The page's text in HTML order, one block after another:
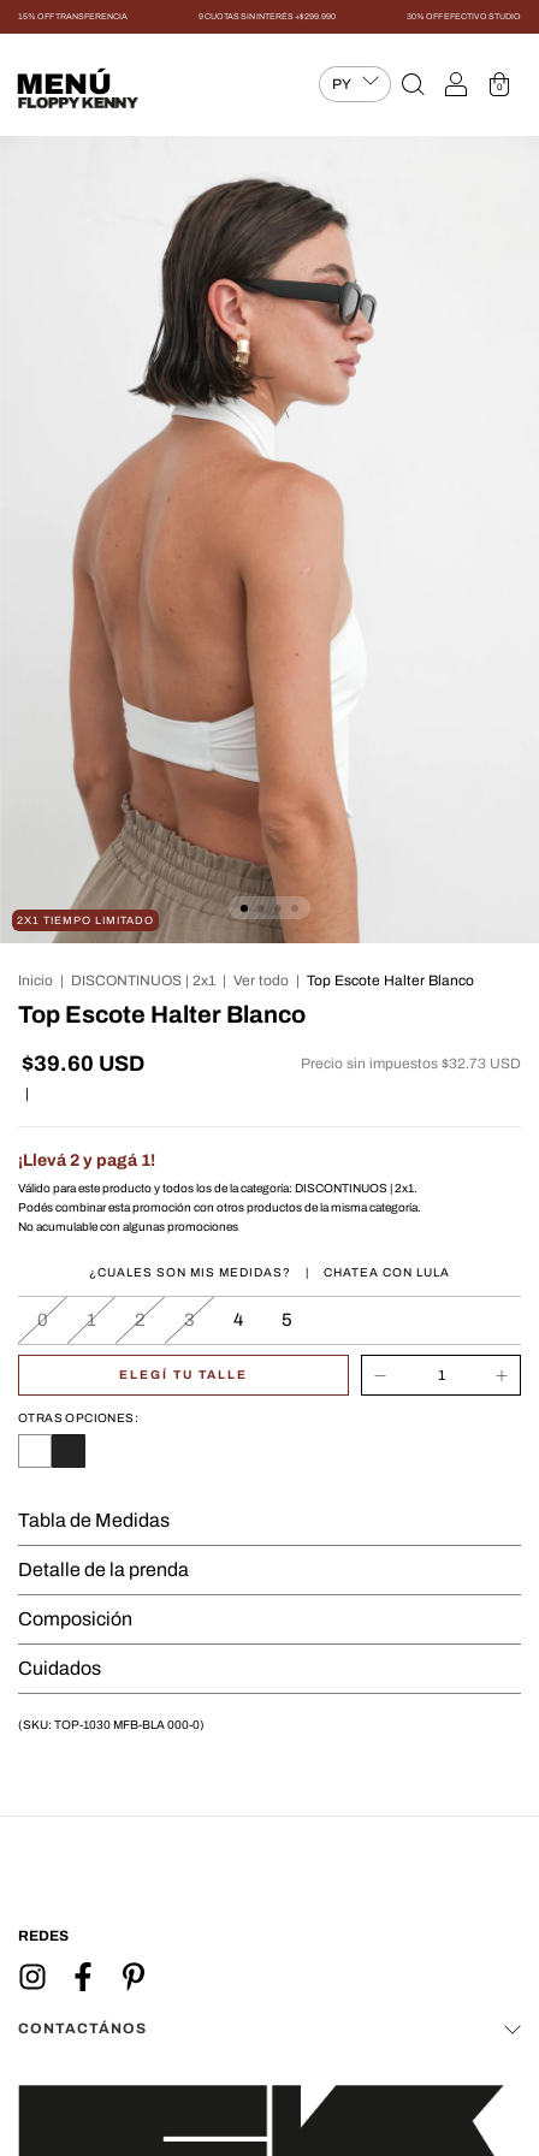
15% OFF TRANSFERENCIA 9 CUOTAS SIN INTERÉS +$299.990 30% OFF EFECTIVO STUDIO
MENÚ 0
2X1 TIEMPO LIMITADO
Inicio | DISCONTINUOS | 2x1 | Ver todo | Top Escote Halter Blanco
Top Escote Halter Blanco
$39.60 USD Precio sin impuestos $32.73 USD
|
¡Llevá 2 y pagá 1!
Válido para este producto y todos los de la categoría: DISCONTINUOS | 2x1.
Podés combinar esta promoción con otros productos de la misma categoría.
No acumulable con algunas promociones
0 1 2 3 4 5
¿CUALES SON MIS MEDIDAS? CHATEA CON LULA
ELEGÍ TU TALLE
OTRAS OPCIONES:
Tabla de Medidas
Detalle de la prenda
Composición
Cuidados
(SKU: TOP-1030 MFB-BLA 000-0)
REDES
CONTACTÁNOS